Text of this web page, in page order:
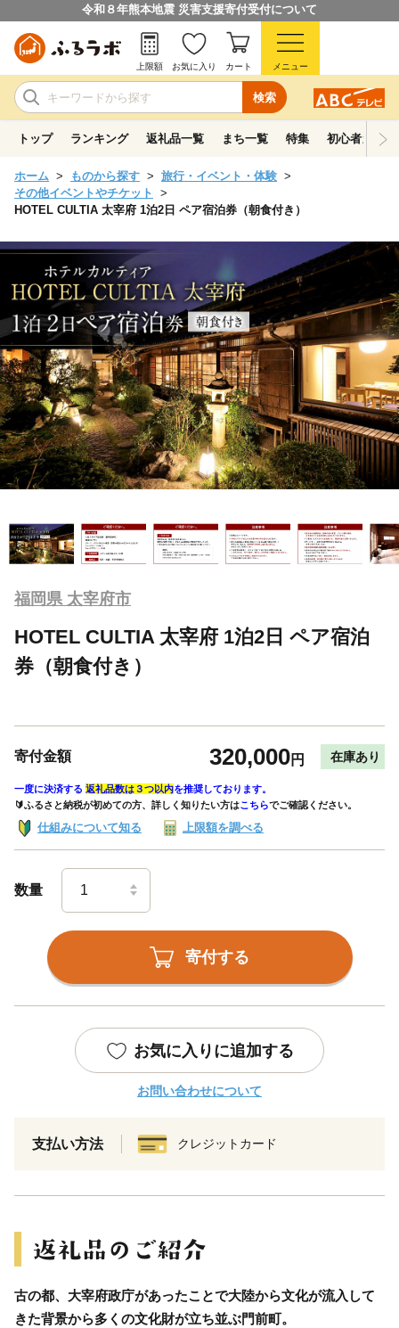
令和８年熊本地震 災害支援寄付受付について
検索
上限額 お気に入り カート メニュー
トップ ランキング 返礼品一覧 まち一覧 特集 初心者ガイド
ホーム ものから探す
旅行・イベント・体験
その他イベントやチケット
HOTEL CULTIA 太宰府 1泊2日 ペア宿泊券（朝食付き）
福岡県 太宰府市
HOTEL CULTIA 太宰府 1泊2日 ペア宿泊
券（朝食付き）
寄付金額 320,000円 在庫あり
一度に決済する 返礼品数は３つ以内を推奨しております。
🔰ふるさと納税が初めての方、詳しく知りたい方はこちらでご確認ください。
仕組みについて知る 上限額を調べる
数量
寄付する
お気に入りに追加する
お問い合わせについて
支払い方法 クレジットカード
古の都、大宰府政庁があったことで大陸から文化が流入して
きた背景から多くの文化財が立ち並ぶ門前町。